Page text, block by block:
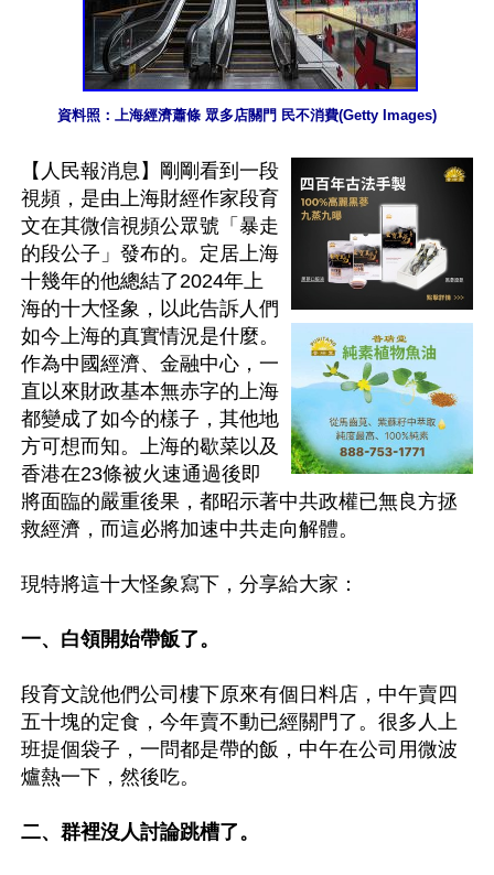
資料照：上海經濟蕭條 眾多店關門 民不消費(Getty Images)
【人民報消息】剛剛看到一段
視頻，是由上海財經作家段育
文在其微信視頻公眾號「暴走
的段公子」發布的。定居上海
十幾年的他總結了2024年上
海的十大怪象，以此告訴人們
如今上海的真實情況是什麼。
作為中國經濟、金融中心，一
直以來財政基本無赤字的上海
都變成了如今的樣子，其他地
方可想而知。上海的歇菜以及
香港在23條被火速通過後即
將面臨的嚴重後果，都昭示著中共政權已無良方拯
救經濟，而這必將加速中共走向解體。
現特將這十大怪象寫下，分享給大家：
一、白領開始帶飯了。
段育文說他們公司樓下原來有個日料店，中午賣四
五十塊的定食，今年賣不動已經關門了。很多人上
班提個袋子，一問都是帶的飯，中午在公司用微波
爐熱一下，然後吃。
二、群裡沒人討論跳槽了。